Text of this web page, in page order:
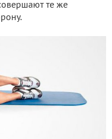
те же